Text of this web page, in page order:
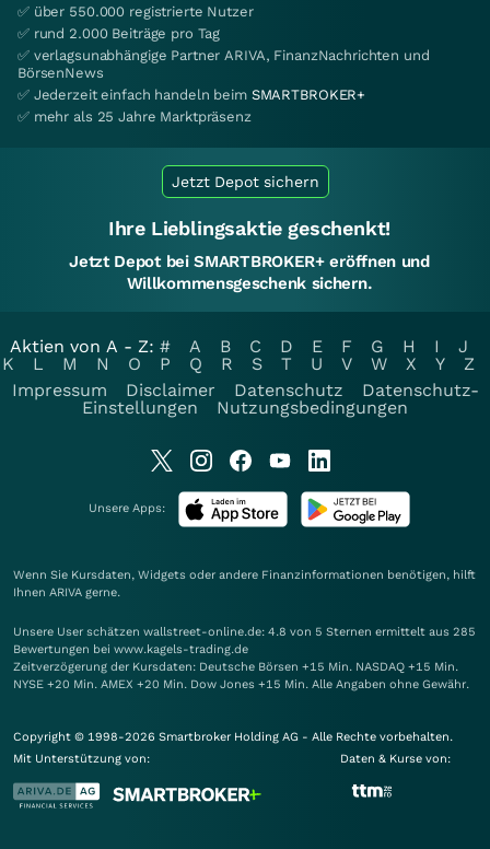
✅ über 550.000 registrierte Nutzer
✅ rund 2.000 Beiträge pro Tag
✅ verlagsunabhängige Partner ARIVA, FinanzNachrichten und
BörsenNews
✅ Jederzeit einfach handeln beim SMARTBROKER+
✅ mehr als 25 Jahre Marktpräsenz
Jetzt Depot sichern
Ihre Lieblingsaktie geschenkt!
Jetzt Depot bei SMARTBROKER+ eröffnen und
Willkommensgeschenk sichern.
Aktien von A - Z: # A B C D E F G H I
J
K
L M N O P Q R S T U V W X Y
Z
Impressum
Disclaimer Datenschutz
Datenschutz-
Einstellungen
Nutzungsbedingungen
Unsere Apps:
Wenn Sie Kursdaten, Widgets oder andere Finanzinformationen benötigen, hilft
Ihnen ARIVA gerne.
Unsere User schätzen wallstreet-online.de: 4.8 von 5 Sternen ermittelt aus 285
Bewertungen bei www.kagels-trading.de
Zeitverzögerung der Kursdaten: Deutsche Börsen +15 Min. NASDAQ +15 Min.
NYSE +20 Min. AMEX +20 Min. Dow Jones +15 Min. Alle Angaben ohne Gewähr.
Copyright © 1998-2026 Smartbroker Holding AG - Alle Rechte vorbehalten.
Mit Unterstützung von:
Daten & Kurse von: